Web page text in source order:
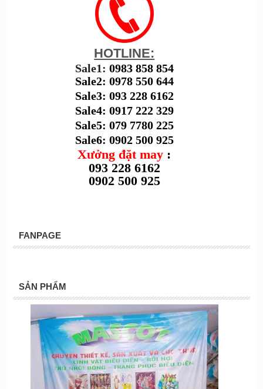
HOTLINE:
Sale1: 0983 858 854
Sale2: 0978 550 644
Sale3: 093 228 6162
Sale4: 0917 222 329
Sale5: 079 7780 225
Sale6: 0902 500 925
Xưởng đặt may :
093 228 6162
0902 500 925
FANPAGE
SẢN PHẨM